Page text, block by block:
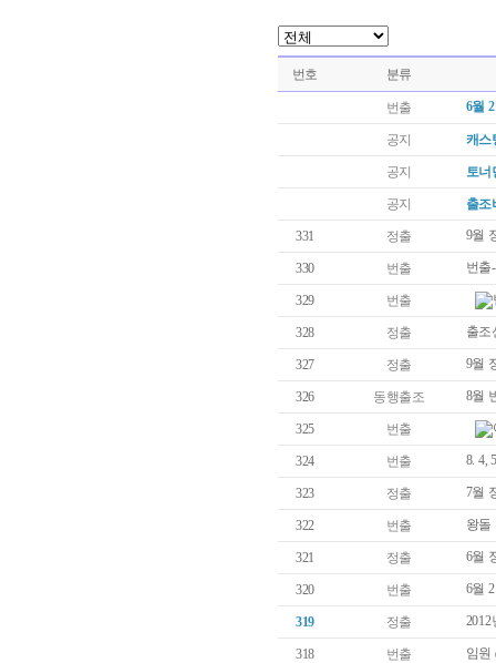
번호 분류
번출 6월
공지 캐스
공지 토너
공지 출조
331 정출 9월
330 번출 번출
329 번출
328 정출 출조
327 정출 9월
326 동행출조 8월
325 번출
324 번출 8. 4,
323 정출 7월
322 번출 왕돌
321 정출 6월
320 번출 6월
319 정출
318 번출 임원